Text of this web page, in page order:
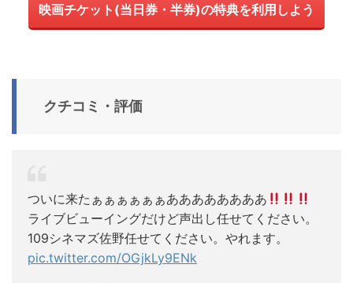
映画チケット (当日券・半券)の特典を利用しよう
クチコミ・評価
ついに来たぁぁぁぁぁぁああああああああ
ライブビューイングだけど声出し任せてください。
109シネマズ佐野任せてください。やれます。
pic.twitter.com/OGjkLy9ENk